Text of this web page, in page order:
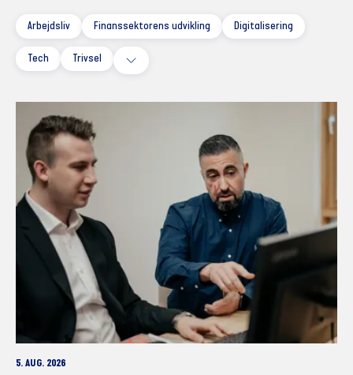
Arbejdsliv Finanssektorens udvikling Digitalisering
Tech Trivsel
5. AUG. 2026